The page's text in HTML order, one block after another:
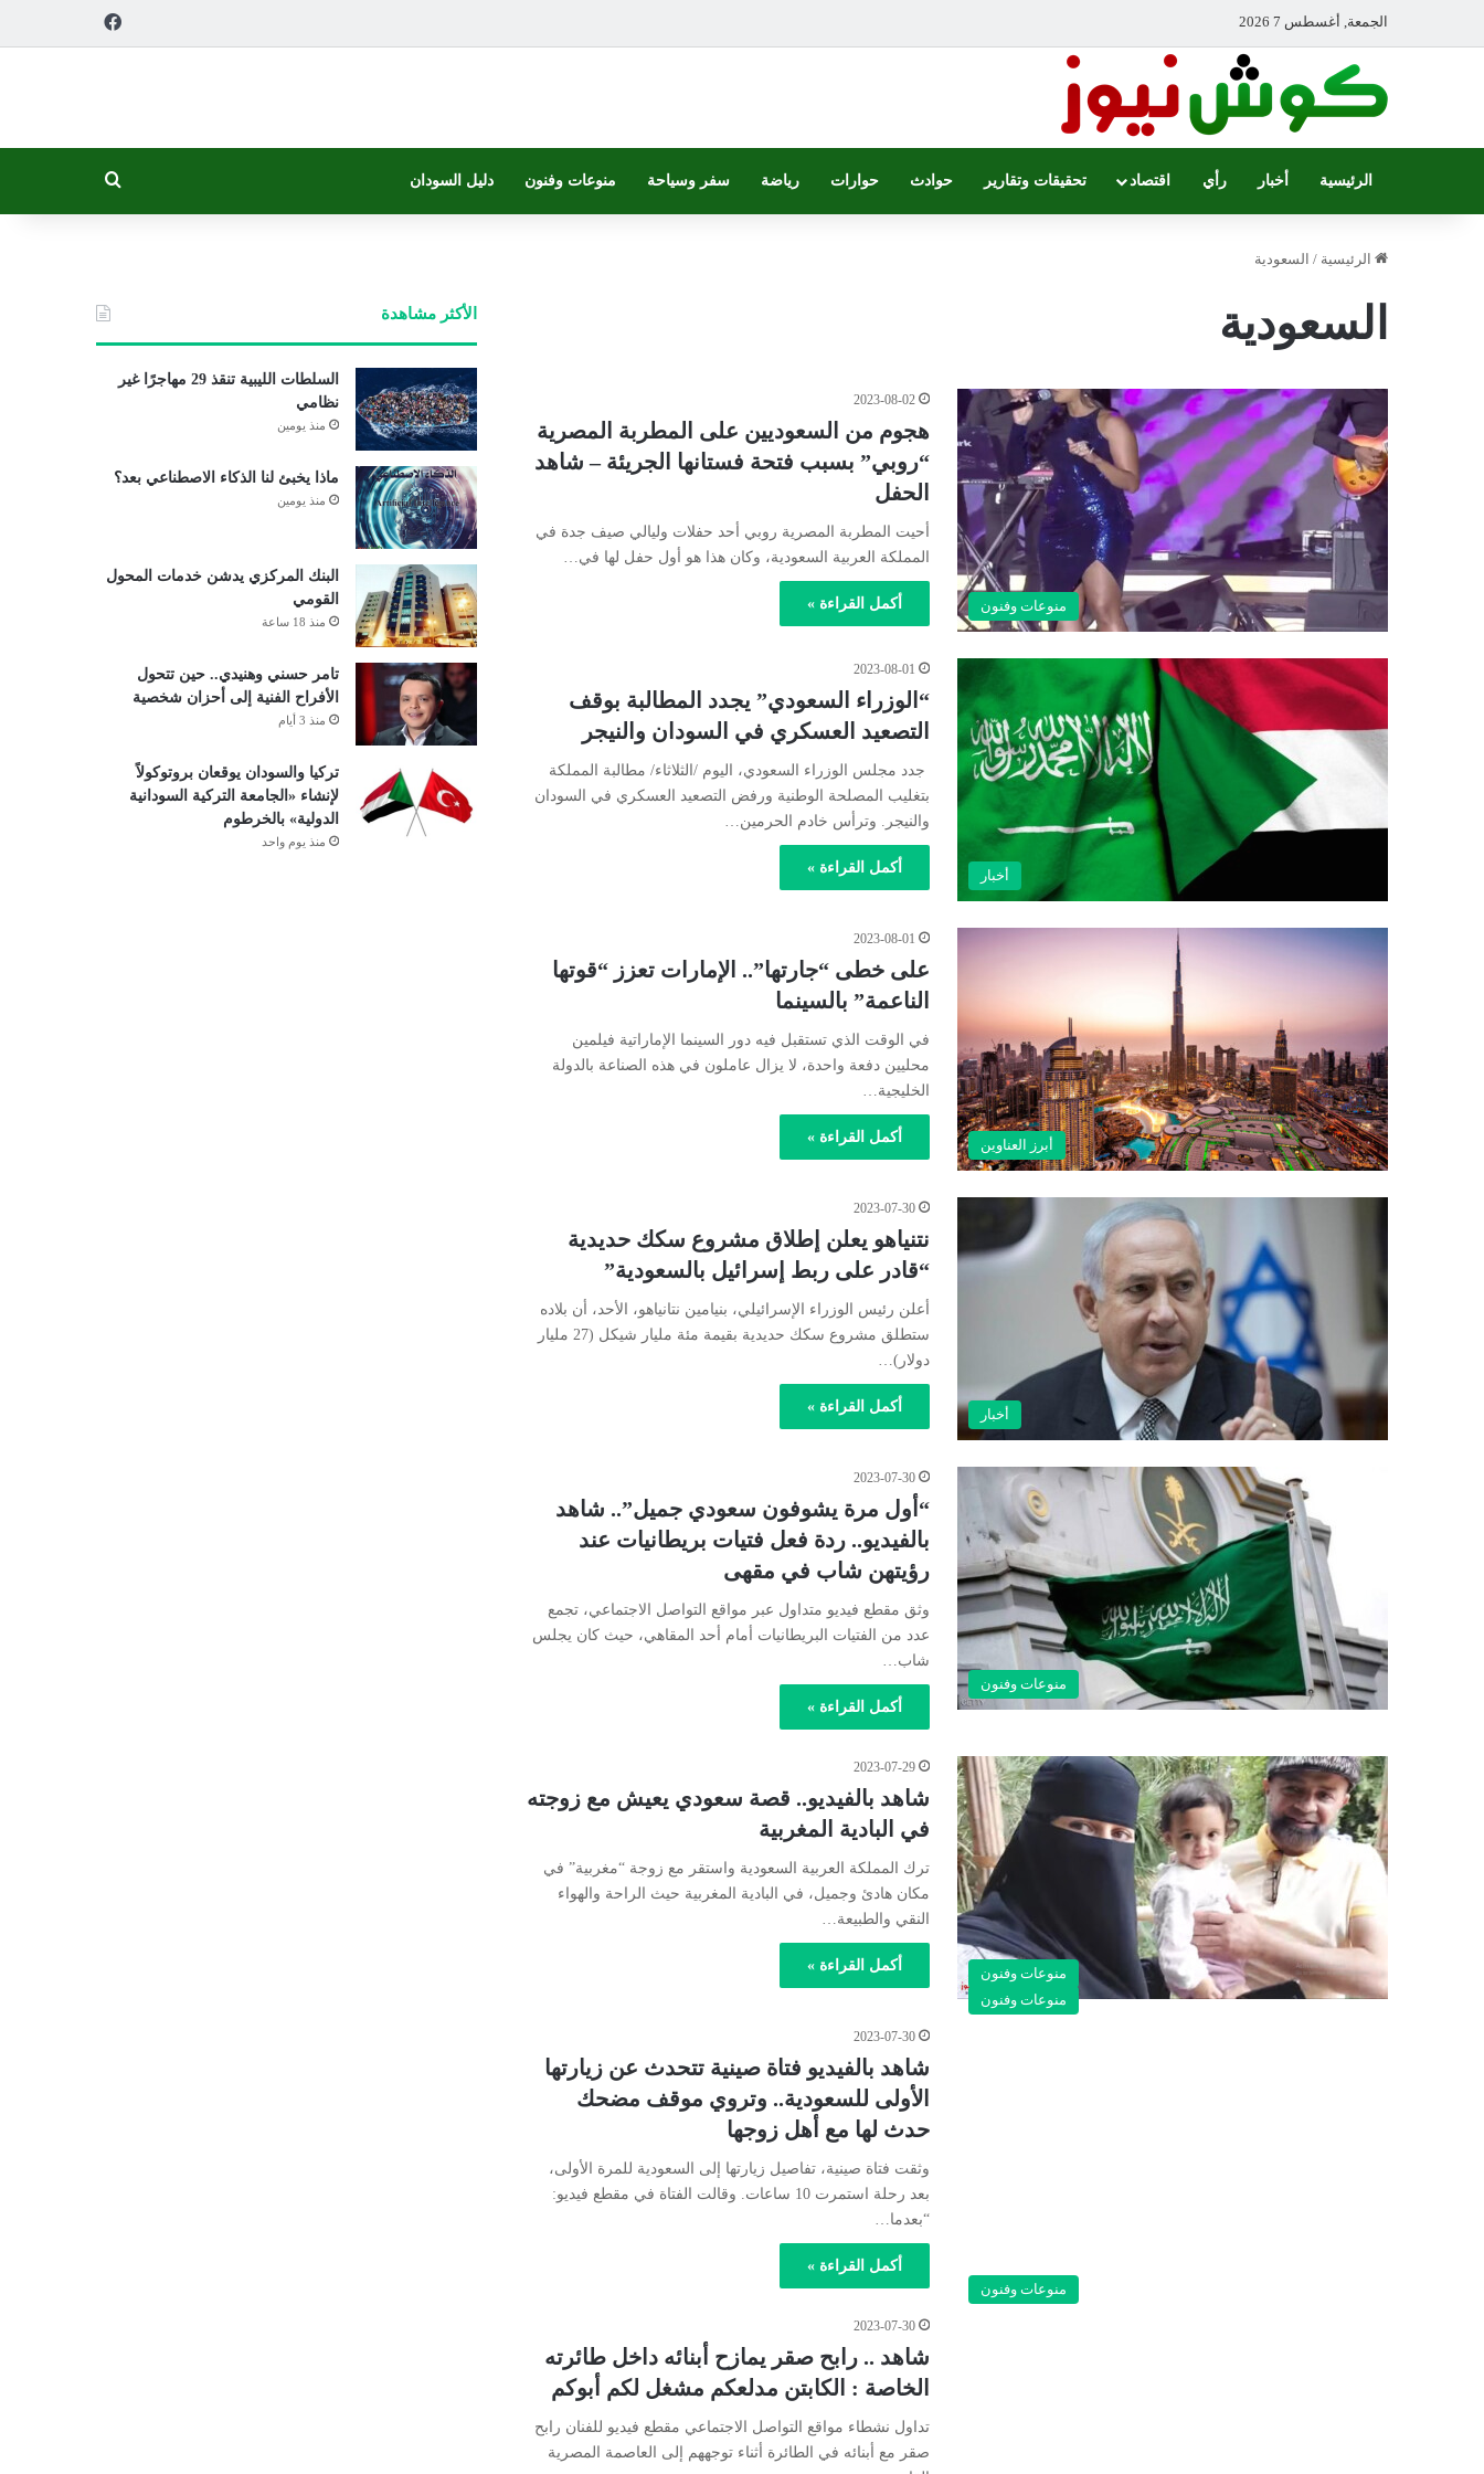
الجمعة, أغسطس 7 2026
الرئيسية أخبار رأي اقتصاد تحقيقات وتقارير حوادث حوارات رياضة سفر وسياحة منوعات وفنون دليل السودان
الرئيسية / السعودية
السعودية
منوعات وفنون
2023-08-02
هجوم من السعوديين على المطربة المصرية
“روبي” بسبب فتحة فستانها الجريئة – شاهد
الحفل
أحيت المطربة المصرية روبي أحد حفلات وليالي صيف جدة في
المملكة العربية السعودية، وكان هذا هو أول حفل لها في…
أكمل القراءة »
أخبار
2023-08-01
“الوزراء السعودي” يجدد المطالبة بوقف
التصعيد العسكري في السودان والنيجر
جدد مجلس الوزراء السعودي، اليوم /الثلاثاء/ مطالبة المملكة
بتغليب المصلحة الوطنية ورفض التصعيد العسكري في السودان
والنيجر. وترأس خادم الحرمين…
أكمل القراءة »
أبرز العناوين
2023-08-01
على خطى “جارتها”.. الإمارات تعزز “قوتها
الناعمة” بالسينما
في الوقت الذي تستقبل فيه دور السينما الإماراتية فيلمين
محليين دفعة واحدة، لا يزال عاملون في هذه الصناعة بالدولة
الخليجية…
أكمل القراءة »
أخبار
2023-07-30
نتنياهو يعلن إطلاق مشروع سكك حديدية
“قادر على ربط إسرائيل بالسعودية”
أعلن رئيس الوزراء الإسرائيلي، بنيامين نتانياهو، الأحد، أن بلاده
ستطلق مشروع سكك حديدية بقيمة مئة مليار شيكل (27 مليار
دولار)…
أكمل القراءة »
منوعات وفنون
2023-07-30
“أول مرة يشوفون سعودي جميل”.. شاهد
بالفيديو.. ردة فعل فتيات بريطانيات عند
رؤيتهن شاب في مقهى
وثق مقطع فيديو متداول عبر مواقع التواصل الاجتماعي، تجمع
عدد من الفتيات البريطانيات أمام أحد المقاهي، حيث كان يجلس
شاب…
أكمل القراءة »
منوعات وفنون
2023-07-29
شاهد بالفيديو.. قصة سعودي يعيش مع زوجته
في البادية المغربية
ترك المملكة العربية السعودية واستقر مع زوجة “مغربية” في
مكان هادئ وجميل، في البادية المغربية حيث الراحة والهواء
النقي والطبيعة…
أكمل القراءة »
منوعات وفنون
2023-07-30
شاهد بالفيديو فتاة صينية تتحدث عن زيارتها
الأولى للسعودية.. وتروي موقف مضحك
حدث لها مع أهل زوجها
وثقت فتاة صينية، تفاصيل زيارتها إلى السعودية للمرة الأولى،
بعد رحلة استمرت 10 ساعات. وقالت الفتاة في مقطع فيديو:
“بعدما…
أكمل القراءة »
منوعات وفنون
2023-07-30
شاهد .. رابح صقر يمازح أبنائه داخل طائرته
الخاصة : الكابتن مدلعكم مشغل لكم أبوكم
تداول نشطاء مواقع التواصل الاجتماعي مقطع فيديو للفنان رابح
صقر مع أبنائه في الطائرة أثناء توجههم إلى العاصمة المصرية
الأكثر مشاهدة
السلطات الليبية تنقذ 29 مهاجرًا غير
نظامي
منذ يومين
ماذا يخبئ لنا الذكاء الاصطناعي بعد؟
منذ يومين
البنك المركزي يدشن خدمات المحول
القومي
منذ 18 ساعة
تامر حسني وهنيدي.. حين تتحول
الأفراح الفنية إلى أحزان شخصية
منذ 3 أيام
تركيا والسودان يوقعان بروتوكولاً
لإنشاء «الجامعة التركية السودانية
الدولية» بالخرطوم
منذ يوم واحد